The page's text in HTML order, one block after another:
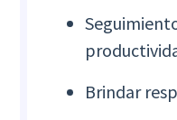
Brindar